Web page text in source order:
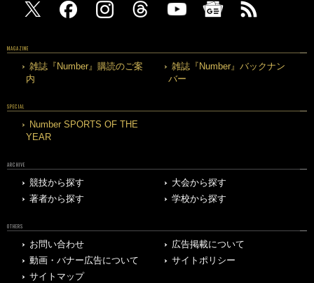
MAGAZINE
雑誌『Number』購読のご案
内
雑誌『Number』バックナン
バー
SPECIAL
Number SPORTS OF THE
YEAR
ARCHIVE
競技から探す
大会から探す
著者から探す
学校から探す
OTHERS
お問い合わせ
広告掲載について
動画・バナー広告について
サイトポリシー
サイトマップ